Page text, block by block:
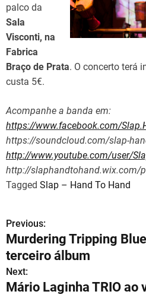
palco da
Sala
Visconti, na
Fabrica
Braço de Prata. O concerto terá
custa 5€.
Acompanhe a banda em:
https://www.facebook.com/
https://soundcloud.com/slap-
http://www.youtube.com/user/
http://slaphandtohand.wix.com/
Tagged Slap – Hand To Hand
N
a
v
e
Previous:
Murdering Tripping
terceiro álbum
Next:
Mário Laginha TRIO ao